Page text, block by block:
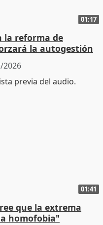
01:17
la reforma de
la autogestión
2026
01:41
que la extrema
homofobia"